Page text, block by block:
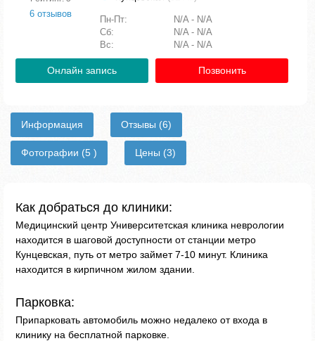
6 отзывов
Пн-Пт:
N/A - N/A
Сб:
N/A - N/A
Вс:
N/A - N/A
Онлайн запись Позвонить
Информация Отзывы (6)
Фотографии (5 ) Цены (3)
Как добраться до клиники:
Медицинский центр Университетская клиника неврологии
находится в шаговой доступности от станции метро
Кунцевская, путь от метро займет 7-10 минут. Клиника
находится в кирпичном жилом здании.
Парковка:
Припарковать автомобиль можно недалеко от входа в
клинику на бесплатной парковке.